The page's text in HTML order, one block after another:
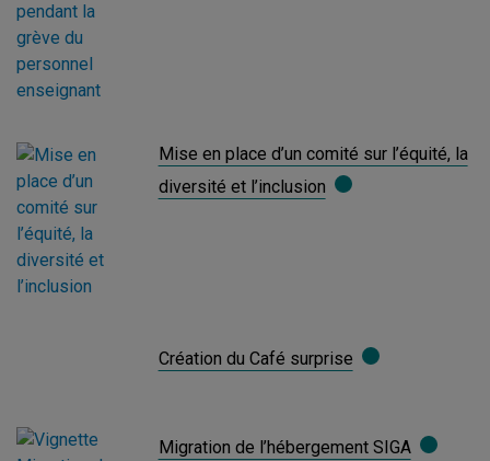
Mise en place d’un comité sur l’équité, la
diversité et l’inclusion
Création du Café surprise
Migration de l’hébergement SIGA